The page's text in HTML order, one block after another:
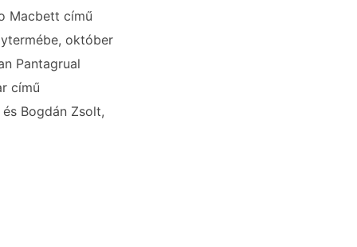
Macbett című
október
Pantagrual
című
Bogdán Zsolt,